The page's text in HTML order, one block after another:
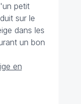
petit
sur le
dans les
un bon
en